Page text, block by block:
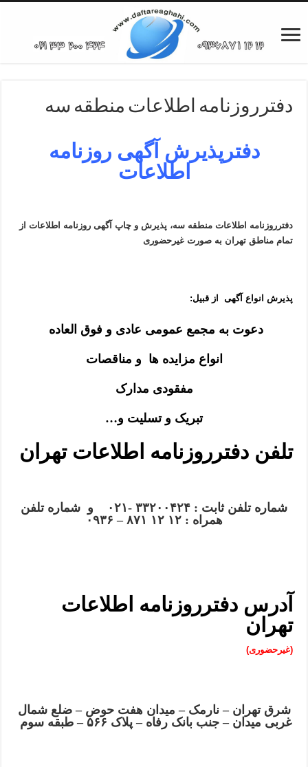
دفترروزنامه اطلاعات منطقه سه
دفترپذیرش آگهی روزنامه
اطلاعات
دفترروزنامه اطلاعات منطقه سه، پذیرش و چاپ آگهی روزنامه اطلاعات از
تمام مناطق تهران به صورت غیرحضوری
پذیرش انواع آگهی از قبیل:
دعوت به مجمع عمومی عادی و فوق العاده
انواع مزایده ها و مناقصات
مفقودی مدارک
تبریک و تسلیت و…
تلفن دفترروزنامه اطلاعات تهران
شماره تلفن ثابت : ۳۳۲۰۰۴۲۴ -۰۲۱ و شماره تلفن
همراه : ۱۲ ۱۲ ۸۷۱ – ۰۹۳۶
آدرس دفترروزنامه اطلاعات
تهران
(غیرحضوری)
شرق تهران – نارمک – میدان هفت حوض – ضلع شمال
غربی میدان – جنب بانک رفاه – پلاک ۵۶۶ – طبقه سوم